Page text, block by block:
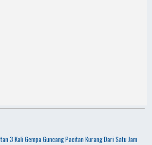
3 Kali Gempa Guncang Pacitan Kurang Dari Satu Jam